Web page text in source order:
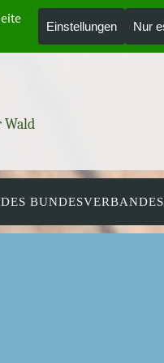
Wald
BUNDESVERBANDES